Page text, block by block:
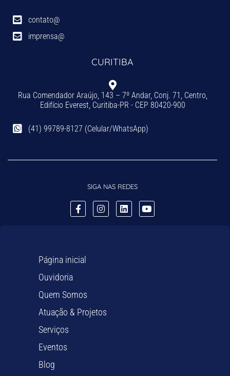
contato@
imprensa@
CURITIBA
Rua Comendador Araújo, 143 – 7º Andar, Conj. 71, Centro,
Edifício Everest, Curitiba-PR - CEP 80420-900
(41) 99789-8127 (Celular/WhatsApp)
SIGA NAS REDES
Página inicial
Ouvidoria
Quem Somos
Atuação & Projetos
Serviços
Eventos
Blog